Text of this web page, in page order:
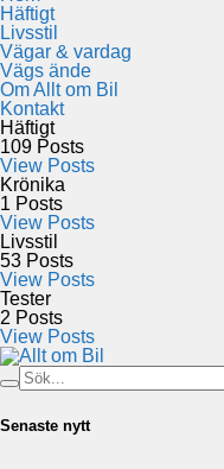
Häftigt
Livsstil
Vägar & vardag
Vägs ände
Om Allt om Bil
Kontakt
Häftigt
109 Posts
View Posts
Krönika
1 Posts
View Posts
Livsstil
53 Posts
View Posts
Tester
2 Posts
View Posts
Senaste nytt